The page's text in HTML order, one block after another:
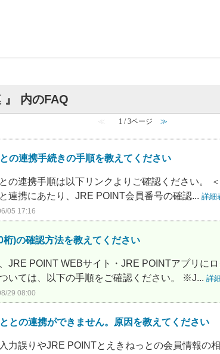
』 内のFAQ
≪ 1 / 3ページ ≫
の連携手続きの手順を教えてください
の連携手順は以下リンクよりご確認ください。
連携にあたり、JRE POINT会員番号の確認... 詳細
05 17:16
)の確認方法を教えてください
JRE POINT WEBサイト・JRE POINTアプリに
いては、以下の手順をご確認ください。 ※J... 詳
29 08:00
との連携ができません。原因を教えてください
力誤りやJRE POINTとえきねっとの会員情報の